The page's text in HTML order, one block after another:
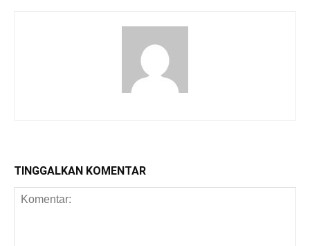
TINGGALKAN KOMENTAR